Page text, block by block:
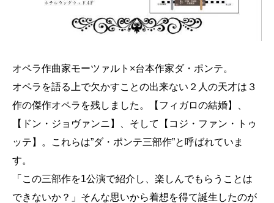
オペラ作曲家モーツァルト×台本作家ダ・ポンテ。
オペラを語る上で欠かすことの出来ない２人の天才は３
作の傑作オペラを残しました。【フィガロの結婚】、
【ドン・ジョヴァンニ】、そして【コジ・ファン・トゥ
ッテ】。これらは”ダ・ポンテ三部作”と呼ばれていま
す。
「この三部作を1公演で紹介し、楽しんでもらうことは
できないか？」そんな思いから着想を得て誕生したのが